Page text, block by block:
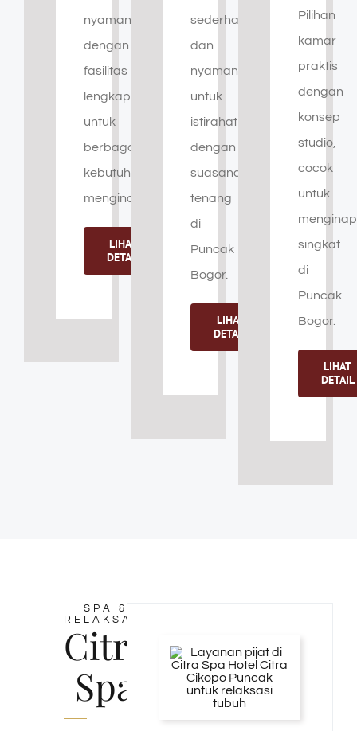
nyaman
dengan
fasilitas
lengkap
untuk
berbagai
kebutuhan
menginap.
LIHAT
DETAIL
sederhana
dan
nyaman
untuk
istirahat
dengan
suasana
tenang
di
Puncak
Bogor.
LIHAT
DETAIL
Pilihan
kamar
praktis
dengan
konsep
studio,
cocok
untuk
menginap
singkat
di
Puncak
Bogor.
LIHAT
DETAIL
SPA &
RELAKSASI
Citra
Spa